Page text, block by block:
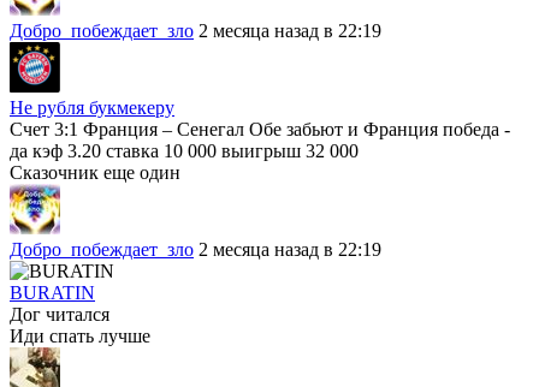
Добро_побеждает_зло 2 месяца назад в 22:19
Не рубля букмекеру
Счет 3:1 Франция – Сенегал Обе забьют и Франция победа -
да кэф 3.20 ставка 10 000 выигрыш 32 000
Сказочник еще один
Добро_побеждает_зло 2 месяца назад в 22:19
BURATIN
Дог читался
Иди спать лучше